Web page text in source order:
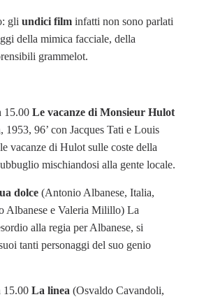
gli undici film infatti non sono parlati
della mimica facciale, della
grammelot.
15.00 Le vacanze di Monsieur Hulot
1953, 96’ con Jacques Tati e Louis
vacanze di Hulot sulle coste della
mischiandosi alla gente locale.
dolce (Antonio Albanese, Italia,
Albanese e Valeria Milillo) La
alla regia per Albanese, si
tanti personaggi del suo genio
15.00 La linea (Osvaldo Cavandoli,